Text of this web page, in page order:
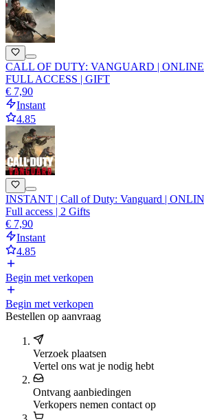
CALL OF DUTY: VANGUARD |
FULL ACCESS | GIFT
€ 7,90
Instant
4.85
INSTANT | Call of Duty: Vanguard |
Full access | 2 Gifts
€ 7,90
Instant
4.85
Begin met verkopen
Begin met verkopen
Bestellen op aanvraag
Verzoek plaatsen
Vertel ons wat je nodig hebt
Ontvang aanbiedingen
Verkopers nemen contact op